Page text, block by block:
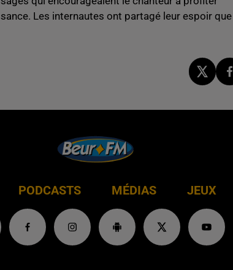
Les internautes ont partagé leur espoir que
PODCASTS MÉDIAS JEUX